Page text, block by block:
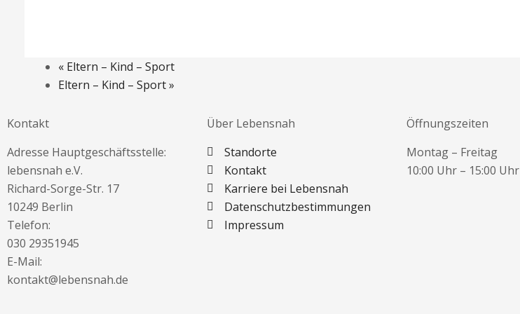
«Eltern – Kind – Sport
Eltern – Kind – Sport»
Kontakt
Adresse Hauptgeschäftsstelle:
lebensnah e.V.
Richard-Sorge-Str. 17
10249 Berlin
Telefon:
030 29351945
E-Mail:
kontakt@lebensnah.de
Über Lebensnah
Standorte
Kontakt
Karriere bei Lebensnah
Datenschutzbestimmungen
Impressum
Öffnungszeiten
Montag – Freitag
10:00 Uhr – 15:00 Uhr